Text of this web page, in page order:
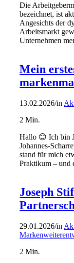
Die
bezeichnet, ist
Angesichts der
Arbeitsmarkt
Unternehmen
Mein
13.02.2026/in
2 Min.
Hallo 😊 Ich bin
Johannes-
stand für mich
Praktikum –
Joseph
29.01.2026/in
2 Min.